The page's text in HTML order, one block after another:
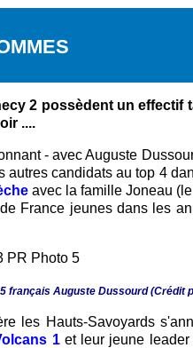
2 possèdent un
....
- avec Auguste
candidats au top 4
avec la famille Joneau
France jeunes dans les
français Auguste Dussourd (Crédit
les Hauts-Savoyards
1et leur jeune leader